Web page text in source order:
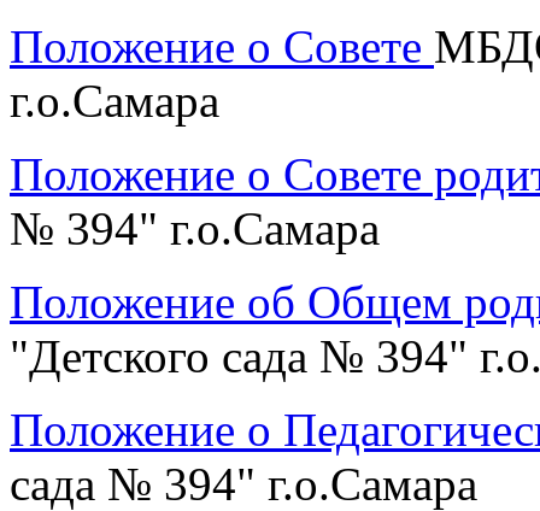
Положение о Совете
г.о.Самара
Положение о Совете
№ 394" г.о.Самара
Положение об Общем
"Детского сада № 394"
Положение о
сада № 394" г.о.Самара